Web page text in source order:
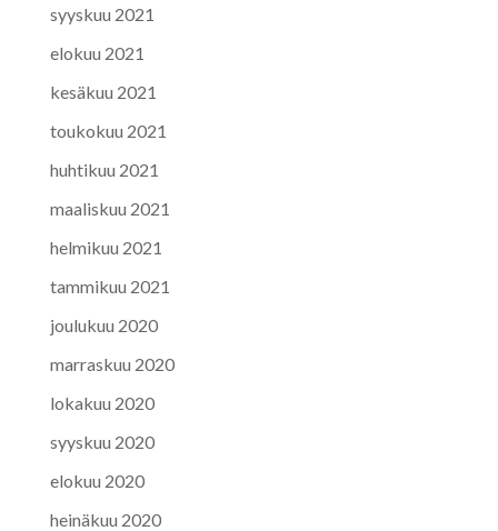
syyskuu 2021
elokuu 2021
kesäkuu 2021
toukokuu 2021
huhtikuu 2021
maaliskuu 2021
helmikuu 2021
tammikuu 2021
joulukuu 2020
marraskuu 2020
lokakuu 2020
syyskuu 2020
elokuu 2020
heinäkuu 2020